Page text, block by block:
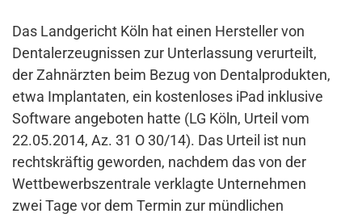
Das Landgericht Köln hat einen Hersteller von
Dentalerzeugnissen zur Unterlassung verurteilt,
der Zahnärzten beim Bezug von Dentalprodukten,
etwa Implantaten, ein kostenloses iPad inklusive
Software angeboten hatte (LG Köln, Urteil vom
22.05.2014, Az. 31 O 30/14). Das Urteil ist nun
rechtskräftig geworden, nachdem das von der
Wettbewerbszentrale verklagte Unternehmen
zwei Tage vor dem Termin zur mündlichen